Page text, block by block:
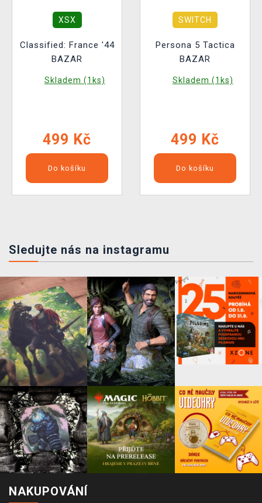
XSX
Classified: France '44
BAZAR
Skladem (1ks)
499 Kč
Do košíku
SWITCH
Persona 5 Tactica
BAZAR
Skladem (1ks)
499 Kč
Do košíku
Sledujte nás na instagramu
NAKUPOVÁNÍ